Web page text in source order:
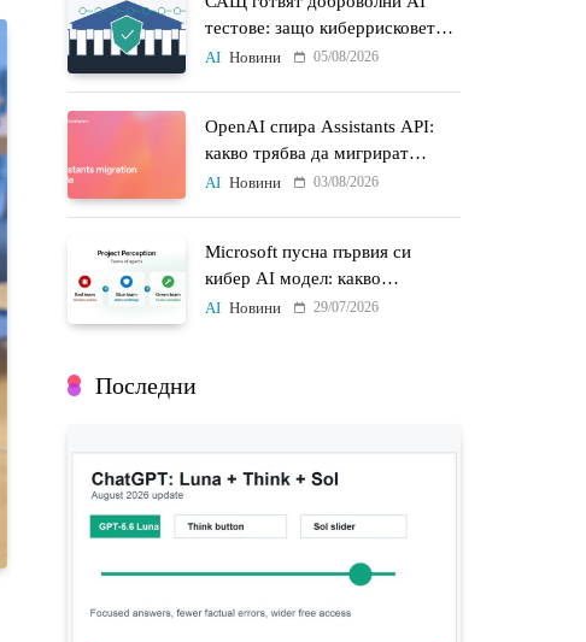
тестове: защо киберрисковете
на моделите стават
AI Новини 05/08/2026
OpenAI спира Assistants API:
какво трябва да мигрират
разработчиците до 26 август
AI Новини 03/08/2026
Microsoft пусна първия си
кибер AI модел: какво
променят MAI-Cyber-1-Flash и
AI Новини 29/07/2026
Последни